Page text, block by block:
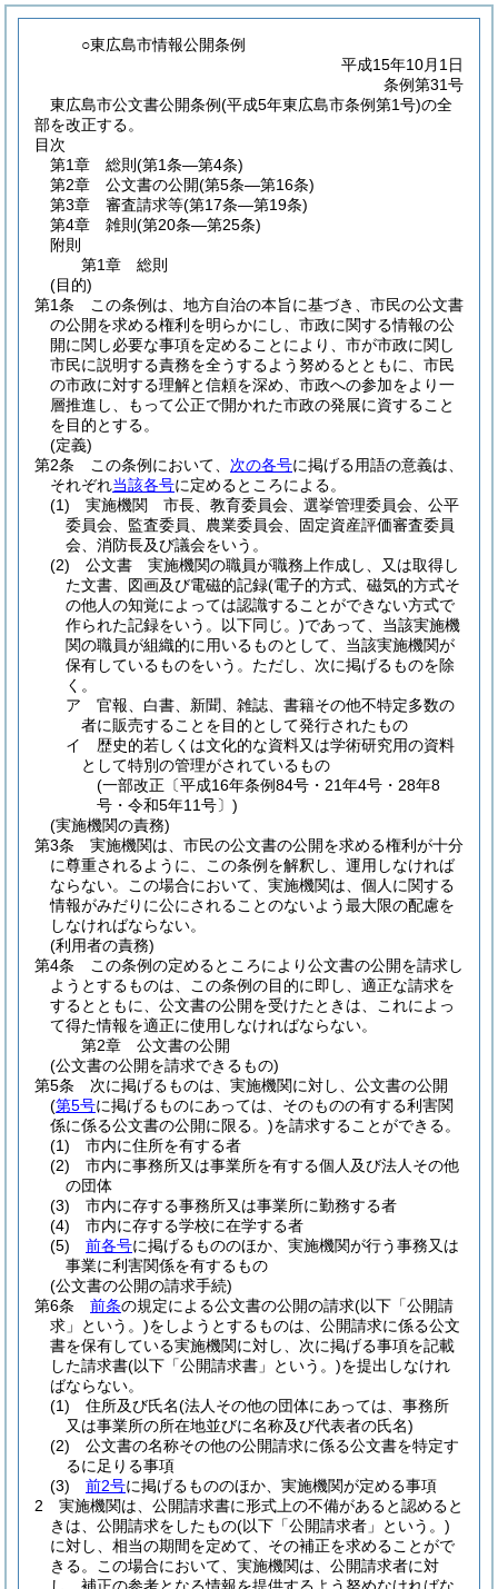
○東広島市情報公開条例
平成15年10月1日
条例第31号
東広島市公文書公開条例(平成5年東広島市条例第1号)の全
部を改正する。
目次
第1章
総則 (第1条―第4条)
第2章
公文書の公開(第5条―第16条)
第3章
審査請求等(第17条―第19条)
第4章
雑則 (第20条―第25条)
附則
第1章
総則
(目的)
第1条
この条例は、地方自治の本旨に基づき、市民の公文書
の公開を求める権利を明らかにし、市政に関する情報の公
開に関し必要な事項を定めることにより、市が市政に関し
市民に説明する責務を全うするよう努めるとともに、市民
の市政に対する理解と信頼を深め、市政への参加をより一
層推進し、もって公正で開かれた市政の発展に資すること
を目的とする。
(定義)
第2条
この条例において、 次の各号に掲げる用語の意義は、
それぞれ当該各号に定めるところによる。
(1)
実施機関 市長、教育委員会、選挙管理委員会、公平
委員会、監査委員、農業委員会、固定資産評価審査委員
会、消防長及び議会をいう。
(2)
公文書 実施機関の職員が職務上作成し、又は取得し
た文書、図画及び電磁的記録(電子的方式、磁気的方式そ
の他人の知覚によっては認識することができない方式で
作られた記録をいう。以下同じ。)であって、当該実施機
関の職員が組織的に用いるものとして、当該実施機関が
保有しているものをいう。 ただし、次に掲げるものを除
く。
ア
官報、白書、新聞、雑誌、書籍その他不特定多数の
者に販売することを目的として発行されたもの
イ
歴史的若しくは文化的な資料又は学術研究用の資料
として特別の管理がされているもの
(一部改正〔平成16年条例84号・21年4号・28年8
号・令和5年11号〕)
(実施機関の責務)
第3条
実施機関は、市民の公文書の公開を求める権利が十分
に尊重されるように、この条例を解釈し、運用しなければ
ならない。
この場合において、実施機関は、個人に関する
情報がみだりに公にされることのないよう最大限の配慮を
しなければならない。
(利用者の責務)
第4条
この条例の定めるところにより公文書の公開を請求し
ようとするものは、この条例の目的に即し、適正な請求を
するとともに、公文書の公開を受けたときは、これによっ
て得た情報を適正に使用しなければならない。
第2章
公文書の公開
(公文書の公開を請求できるもの)
第5条
次に掲げるものは、実施機関に対し、公文書の公開
(第5号に掲げるものにあっては、そのものの有する利害関
係に係る公文書の公開に限る。)を請求することができる。
(1)
市内に住所を有する者
(2)
市内に事務所又は事業所を有する個人及び法人その他
の団体
(3)
市内に存する事務所又は事業所に勤務する者
(4)
市内に存する学校に在学する者
(5)
前各号に掲げるもののほか、実施機関が行う事務又は
事業に利害関係を有するもの
(公文書の公開の請求手続)
第6条
前条の規定による公文書の公開の請求(以下「公開請
求」という。)をしようとするものは、公開請求に係る公文
書を保有している実施機関に対し、次に掲げる事項を記載
した請求書(以下「公開請求書」という。)を提出しなけれ
ばならない。
(1)
住所及び氏名(法人その他の団体にあっては、事務所
又は事業所の所在地並びに名称及び代表者の氏名)
(2)
公文書の名称その他の公開請求に係る公文書を特定す
るに足りる事項
(3)
前2号に掲げるもののほか、実施機関が定める事項
2
実施機関は、公開請求書に形式上の不備があると認めると
きは、公開請求をしたもの(以下「公開請求者」という。)
に対し、相当の期間を定めて、その補正を求めることがで
きる。
この場合において、実施機関は、公開請求者に対